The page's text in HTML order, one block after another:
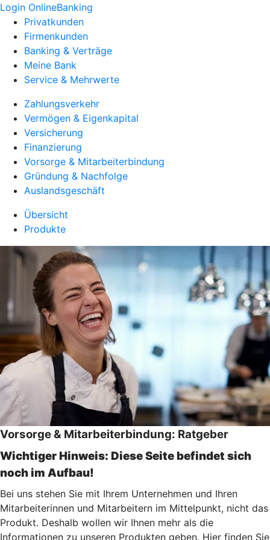
Login OnlineBanking
Privatkunden
Firmenkunden
Banking & Verträge
Meine Bank
Service & Mehrwerte
Zahlungsverkehr
Vermögen & Eigenkapital
Versicherung
Finanzierung
Vorsorge & Mitarbeiterbindung
Gründung & Nachfolge
Auslandsgeschäft
Übersicht
Produkte
Vorsorge & Mitarbeiterbindung: Ratgeber
Wichtiger Hinweis: Diese Seite befindet sich
noch im Aufbau!
Bei uns stehen Sie mit Ihrem Unternehmen und Ihren
Mitarbeiterinnen und Mitarbeitern im Mittelpunkt, nicht das
Produkt. Deshalb wollen wir Ihnen mehr als die
Informationen zu unseren Produkten geben. Hier finden Sie